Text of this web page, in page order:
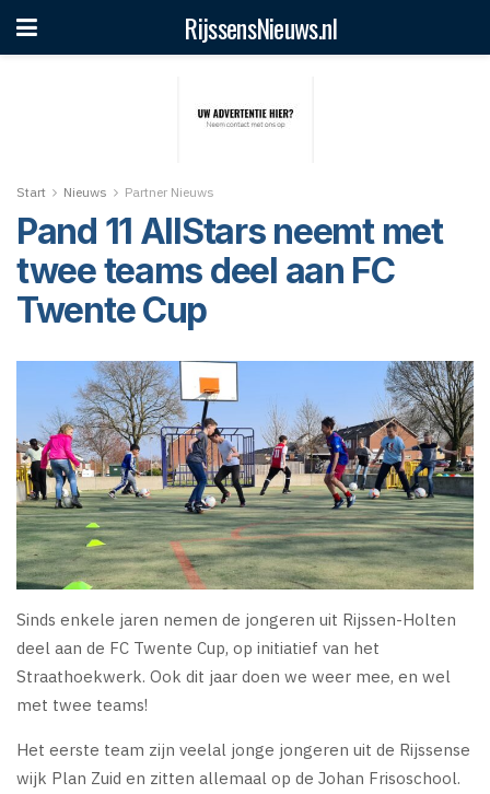
RijssensNieuws.nl
Start Nieuws Partner Nieuws
Pand 11 AllStars neemt met
twee teams deel aan FC
Twente Cup
Sinds enkele jaren nemen de jongeren uit Rijssen-Holten
deel aan de FC Twente Cup, op initiatief van het
Straathoekwerk. Ook dit jaar doen we weer mee, en wel
met twee teams!
Het eerste team zijn veelal jonge jongeren uit de Rijssense
wijk Plan Zuid en zitten allemaal op de Johan Frisoschool.